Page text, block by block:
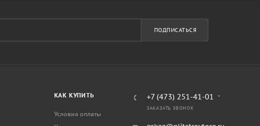
ПОДПИСАТЬСЯ
КАК КУПИТЬ
Условия оплаты
+7 (473) 251-41-01
ЗАКАЗАТЬ ЗВОНОК